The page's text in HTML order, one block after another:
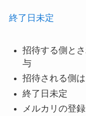
終了日未定
招待する側と
与
招待される側
終了日未定
メルカリの登